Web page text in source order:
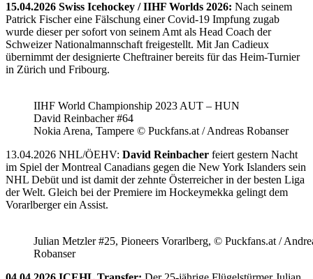
15.04.2026 Swiss Icehockey / IIHF Worlds 2026: Nach seinem
Patrick Fischer eine Fälschung einer Covid-19 Impfung zugab
wurde dieser per sofort von seinem Amt als Head Coach der
Schweizer Nationalmannschaft freigestellt. Mit Jan Cadieux
übernimmt der designierte Cheftrainer bereits für das Heim-Turnier
in Zürich und Fribourg.
IIHF World Championship 2023 AUT – HUN
David Reinbacher #64
Nokia Arena, Tampere © Puckfans.at / Andreas Robanser
13.04.2026 NHL/ÖEHV: David Reinbacher feiert gestern Nacht
im Spiel der Montreal Canadians gegen die New York Islanders sein
NHL Debüt und ist damit der zehnte Österreicher in der besten Liga
der Welt. Gleich bei der Premiere im Hockeymekka gelingt dem
Vorarlberger ein Assist.
Julian Metzler #25, Pioneers Vorarlberg, © Puckfans.at /
Robanser